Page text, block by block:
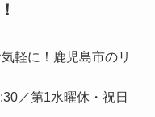
軽に！鹿児島市のリ
／第1水曜休・祝日